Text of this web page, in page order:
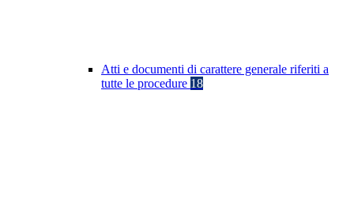
Atti e documenti di carattere generale riferiti a
tutte le procedure 18